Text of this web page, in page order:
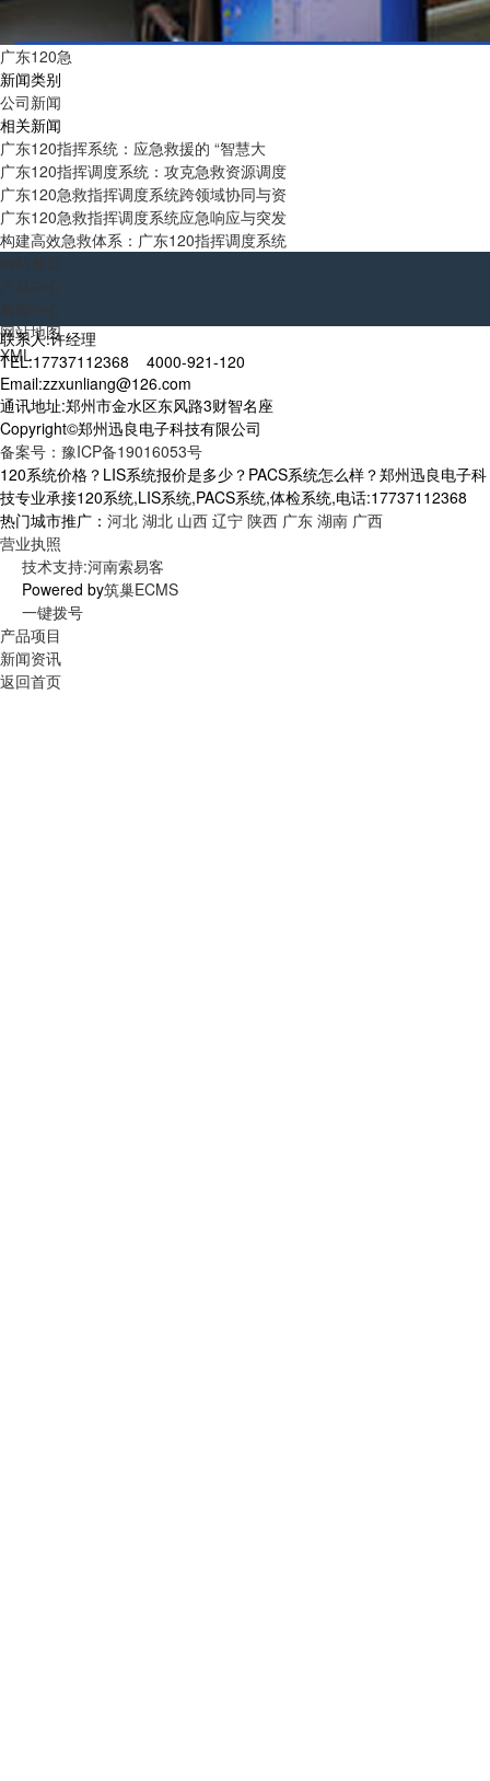
广东120急
新闻类别
公司新闻
相关新闻
广东120指挥系统：应急救援的 “智慧大
广东120指挥调度系统：攻克急救资源调度
广东120急救指挥调度系统跨领域协同与资
广东120急救指挥调度系统应急响应与突发
构建高效急救体系：广东120指挥调度系统
网站地图
XML
联系人:许经理
TEL:17737112368 4000-921-120
Email:zzxunliang@126.com
通讯地址:郑州市金水区东风路3财智名座
Copyright©郑州迅良电子科技有限公司
备案号：豫ICP备19016053号
120系统价格？LIS系统报价是多少？PACS系统怎么样？郑州迅良电子科
技专业承接120系统,LIS系统,PACS系统,体检系统,电话:17737112368
热门城市推广： 河北 湖北 山西 辽宁 陕西 广东 湖南 广西
营业执照
技术支持:河南索易客
Powered by筑巢ECMS
一键拨号
产品项目
新闻资讯
返回首页